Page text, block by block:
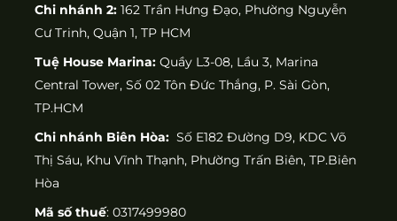
Chi nhánh 2: 162 Trần Hưng Đạo, Phường Nguyễn
Cư Trinh, Quận 1, TP HCM
Tuệ House Marina: Quầy L3-08, Lầu 3, Marina
Central Tower, Số 02 Tôn Đức Thắng, P. Sài Gòn,
TP.HCM
Chi nhánh Biên Hòa: Số E182 Đường D9, KDC Võ
Thị Sáu, Khu Vĩnh Thạnh, Phường Trấn Biên, TP.Biên
Hòa
Mã số thuế: 0317499980